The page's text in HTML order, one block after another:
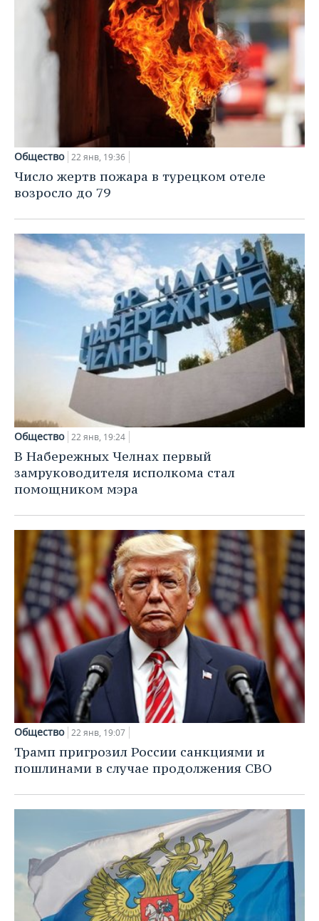
Общество 22 янв, 19:36
Число жертв пожара в турецком отеле
возросло до 79
Общество 22 янв, 19:24
В Набережных Челнах первый
замруководителя исполкома стал
помощником мэра
Общество 22 янв, 19:07
Трамп пригрозил России санкциями и
пошлинами в случае продолжения СВО